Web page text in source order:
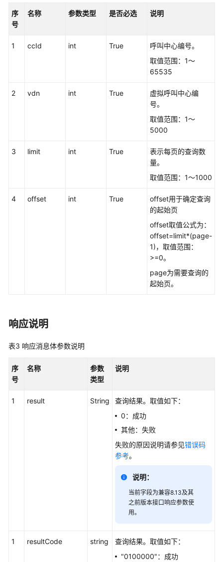
参
Fabric）
操
类
记
介
口
序
号
名称 参数类型 是否必选 说明
1 ccId int True
呼叫中心编号。
取值范围：1～
65535
2 vdn int True
虚拟呼叫中心编
号。
取值范围：1～
5000
3 limit int True
表示每页的查询数
量。
取值范围：1～1000
4 offset int True
offset用于确定查询
的起始页
offset取值公式为：
offset=limit*(page-
1)，取值范围：
>=0。
page为需要查询的
起始页。
响应说明
表3 响应消息体参数说明
序
号
名称
参数
类型
说明
1 result String
查询结果。取值如下：
0：成功
其他：失败
失败的原因说明请参见错误码
参考。
说明：
当前字段为兼容8.13及其
之前版本接口响应参数使
用。
1 resultCode string
查询结果。取值如下：
"0100000"：成功